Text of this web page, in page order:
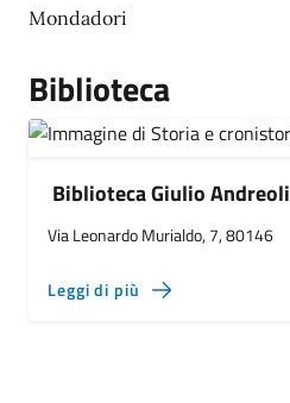
Mondadori
Biblioteca
Biblioteca Giulio Andreoli
Via Leonardo Murialdo, 7, 80146
Leggi di più